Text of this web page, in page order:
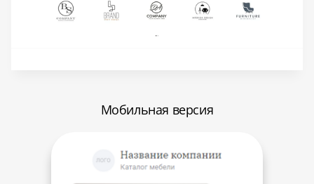
Мобильная версия